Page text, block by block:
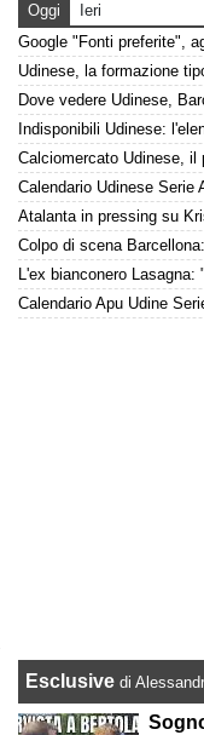
Oggi
Ieri
Esclusive di